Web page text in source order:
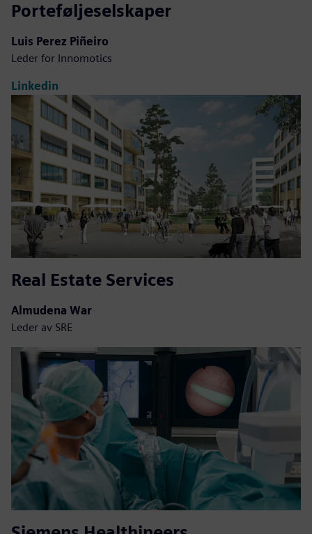
Porteføljeselskaper
Luis Perez Piñeiro
Leder for Innomotics
Linkedin
Real Estate Services
Almudena War
Leder av SRE